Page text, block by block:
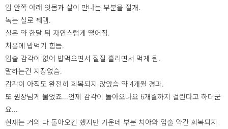
입 안쪽 아래 잇몸과 살이 만나는 부분을 절개.
녹는 실로 꿰맴.
실은 약 한달 뒤 자연스럽게 떨어짐.
처음에 밥먹기 힘듬.
입술 감각이 없어 밥먹으면서 질질 흘리면서 먹게 됨.
말하는건 지장없슴.
감각이 아직도 완전히 회복되지 않았슴 약 4개월 경과.
또 원장님게 물었죠...언제 감각이 돌아오나요 6개월까지 걸린다고 하더군
요...
현재는 거의 다 돌아오긴 했지만 가운데 부분 치아와 입술 약간 회복되지